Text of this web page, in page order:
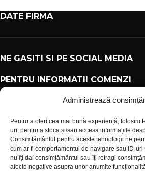
Administrează
Pentru a oferi cea mai bună experiență, folosim
uri, pentru a stoca și/sau accesa informațiile
Consimțământul pentru aceste tehnologii ne
cum ar fi comportamentul de navigare sau ID-
nu îți dai consimțământul sau îți retragi
afecte negative asupra unor anumite
DATE FIRMA
NE GASITI SI PE SOCIAL MEDIA
PENTRU INFORMATII COMENZI
PARTENERI
INFORMATII UTILE
PLATI SIGUR PRIN MOBILPAY